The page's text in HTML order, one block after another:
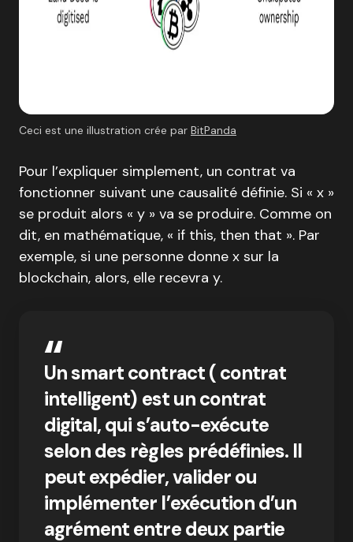
Ceci est une illustration crée par BitPanda
Pour l’expliquer simplement, un contrat va
fonctionner suivant une causalité définie. Si « x »
se produit alors « y » va se produire. Comme on
dit, en mathématique, « if this, then that ». Par
exemple, si une personne donne x sur la
blockchain, alors, elle recevra y.
Un smart contract ( contrat
intelligent) est un contrat
digital, qui s’auto-exécute
selon des règles prédéfinies. Il
peut expédier, valider ou
implémenter l’exécution d’un
agrément entre deux partie